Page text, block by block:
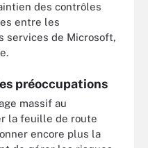
des contrôles
entre les
services de Microsoft,
préoccupations
massif au
la feuille de route
encore plus la